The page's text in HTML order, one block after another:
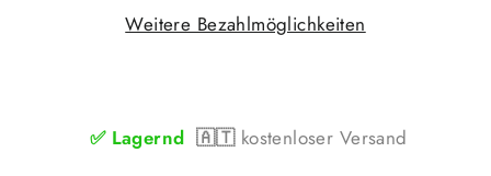
Weitere Bezahlmöglichkeiten
✅ Lagernd🇦🇹 kostenloser Versand